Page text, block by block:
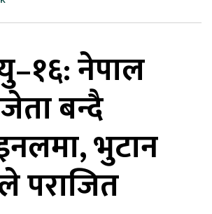
नेपाल
बन्दै
भुटान
पराजित